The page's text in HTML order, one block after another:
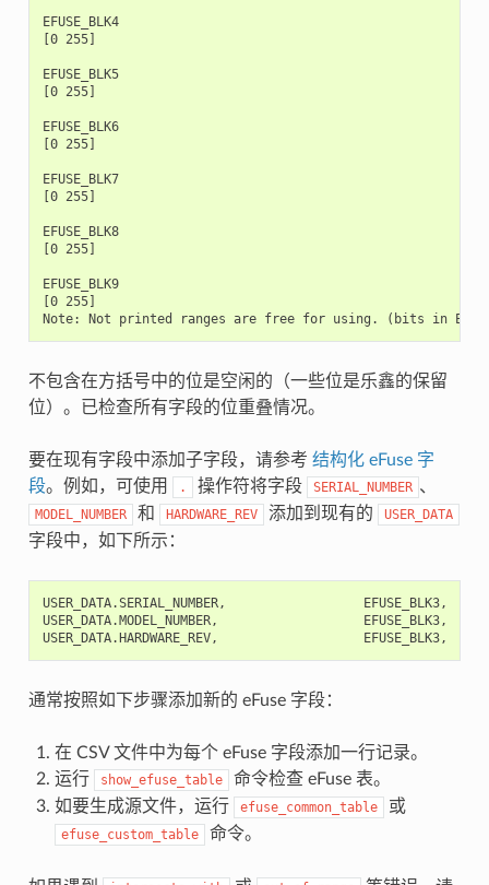
不包含在方括号中的位是空闲的（一些位是乐鑫的保留
位）。已检查所有字段的位重叠情况。
要在现有字段中添加子字段，请参考 结构化 eFuse 字
段。例如，可使用 . 操作符将字段 SERIAL_NUMBER 、
MODEL_NUMBER 和 HARDWARE_REV 添加到现有的 USER_DATA
字段中，如下所示：
USER_DATA.SERIAL_NUMBER,                  EFUSE_BLK3,
USER_DATA.MODEL_NUMBER,                   EFUSE_BLK3,
通常按照如下步骤添加新的 eFuse 字段：
在 CSV 文件中为每个 eFuse 字段添加一行记录。
运行
show_efuse_table
命令检查 eFuse 表。
如要生成源文件，运行
efuse_common_table 或
efuse_custom_table 命令。